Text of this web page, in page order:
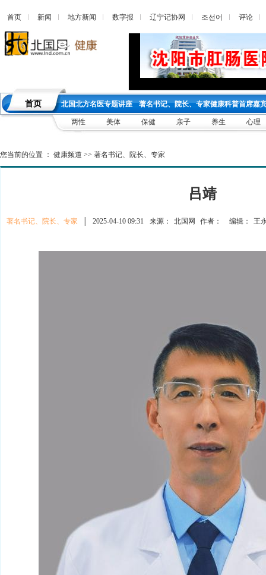
首页 新闻 地方新闻 数字报 辽宁记协网 조선어 评论
首页 北国北方名医专题讲座 著名书记、院长、专家健康科普首席嘉
两性 美体 保健 亲子 养生 心理
您当前的位置 ： 健康频道 >> 著名书记、院长、专家
吕靖
著名书记、院长、专家 2025-04-10 09:31 来源： 北国网 作者： 编辑： 王